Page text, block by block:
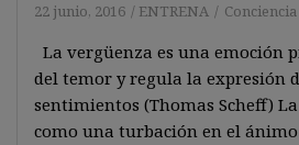
22 junio, 2016 ENTRENA Conciencia
La vergüenza es una emoción
del temor y regula la expresión
sentimientos (Thomas Scheff)
como una turbación en el